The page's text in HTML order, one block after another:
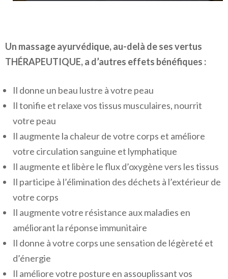
Un massage ayurvédique, au-delà de ses vertus
THÉRAPEUTIQUE, a d’autres effets bénéfiques :
Il donne un beau lustre à votre peau
Il tonifie et relaxe vos tissus musculaires, nourrit
votre peau
Il augmente la chaleur de votre corps et améliore
votre circulation sanguine et lymphatique
Il augmente et libère le flux d’oxygène vers les tissus
Il participe à l’élimination des déchets à l’extérieur de
votre corps
Il augmente votre résistance aux maladies en
améliorant la réponse immunitaire
Il donne à votre corps une sensation de légèreté et
d’énergie
Il améliore votre posture en assouplissant vos